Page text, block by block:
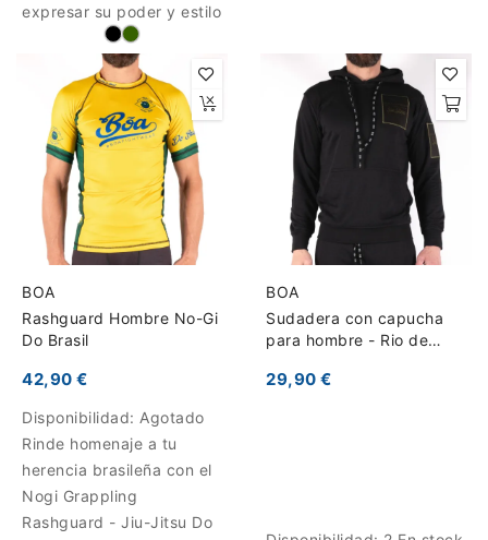
expresar su poder y estilo
BOA
Rashguard Hombre No-Gi
Do Brasil
42,90 €
Disponibilidad: Agotado
Rinde homenaje a tu
herencia brasileña con el
Nogi Grappling
Rashguard - Jiu-Jitsu Do
BOA
Sudadera con capucha
para hombre - Rio de
29,90 €